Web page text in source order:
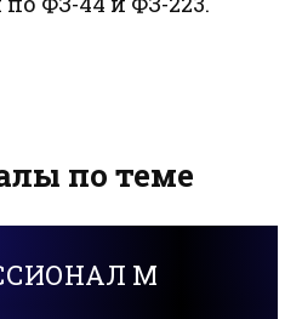
по теме
М